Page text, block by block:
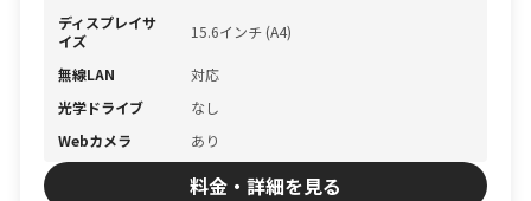
ディスプレイサ
イズ
15.6インチ (A4)
無線LAN
対応
光学ドライブ
なし
Webカメラ
あり
料金・詳細を見る